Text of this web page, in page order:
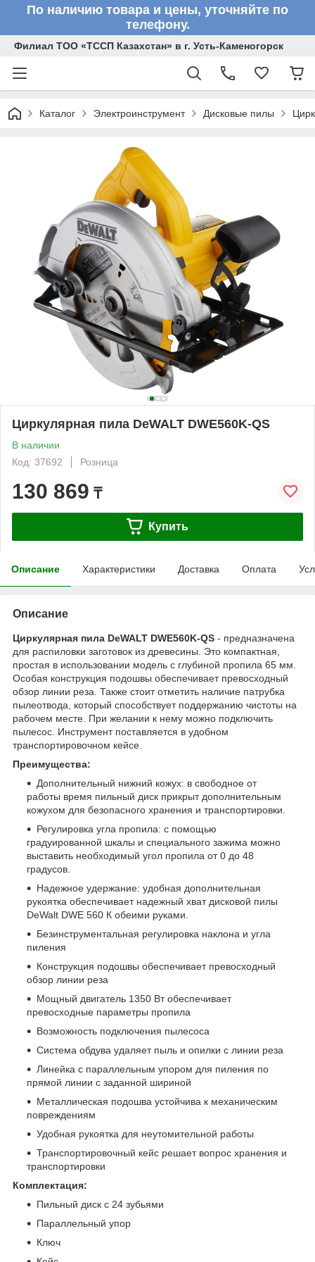
По наличию товара и цены, уточняйте по
телефону.
Филиал ТОО «ТССП Казахстан» в г. Усть-Каменогорск
Каталог Электроинструмент Дисковые пилы
Циркулярная пила DeWALT DWE560K-QS
В наличии
Код: 37692
Розница
130 869 ₸
Купить
Описание Характеристики Доставка Оплата
Описание
Циркулярная пила DeWALT DWE560K-QS - предназначена
для распиловки заготовок из древесины. Это компактная,
простая в использовании модель с глубиной пропила 65 мм.
Особая конструкция подошвы обеспечивает превосходный
обзор линии реза. Также стоит отметить наличие патрубка
пылеотвода, который способствует поддержанию чистоты на
рабочем месте. При желании к нему можно подключить
пылесос. Инструмент поставляется в удобном
транспортировочном кейсе.
Преимущества:
Дополнительный нижний кожух: в свободное от
работы время пильный диск прикрыт дополнительным
кожухом для безопасного хранения и транспортировки.
Регулировка угла пропила: с помощью
градуированной шкалы и специального зажима можно
выставить необходимый угол пропила от 0 до 48
градусов.
Надежное удержание: удобная дополнительная
рукоятка обеспечивает надежный хват дисковой пилы
DeWalt DWE 560 К обеими руками.
Безинструментальная регулировка наклона и угла
пиления
Конструкция подошвы обеспечивает превосходный
обзор линии реза
Мощный двигатель 1350 Вт обеспечивает
превосходные параметры пропила
Возможность подключения пылесоса
Система обдува удаляет пыль и опилки с линии реза
Линейка с параллельным упором для пиления по
прямой линии с заданной шириной
Металлическая подошва устойчива к механическим
повреждениям
Удобная рукоятка для неутомительной работы
Транспортировочный кейс решает вопрос хранения и
транспортировки
Комплектация:
Пильный диск с 24 зубьями
Параллельный упор
Ключ